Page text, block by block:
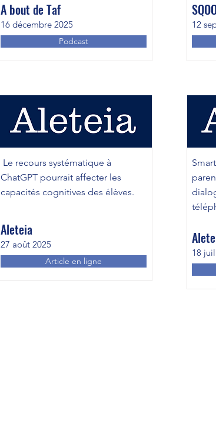
A bout de Taf
16 décembre 2025
Podcast
Le recours systématique à
ChatGPT pourrait affecter les
capacités cognitives des élèves.
Aleteia
27 août 2025
Article en ligne
12
18